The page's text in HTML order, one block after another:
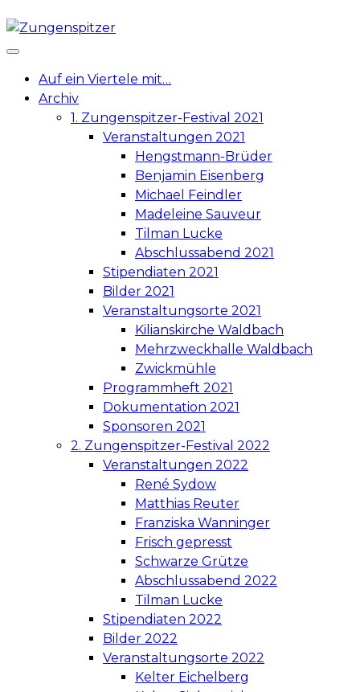
Skip
to
content
Auf ein Viertele mit…
Archiv
1. Zungenspitzer-Festival 2021
Veranstaltungen 2021
Hengstmann-Brüder
Benjamin Eisenberg
Michael Feindler
Madeleine Sauveur
Tilman Lucke
Abschlussabend 2021
Stipendiaten 2021
Bilder 2021
Veranstaltungsorte 2021
Kilianskirche Waldbach
Mehrzweckhalle Waldbach
Zwickmühle
Programmheft 2021
Dokumentation 2021
Sponsoren 2021
2. Zungenspitzer-Festival 2022
Veranstaltungen 2022
René Sydow
Matthias Reuter
Franziska Wanninger
Frisch gepresst
Schwarze Grütze
Abschlussabend 2022
Tilman Lucke
Stipendiaten 2022
Bilder 2022
Veranstaltungsorte 2022
Kelter Eichelberg